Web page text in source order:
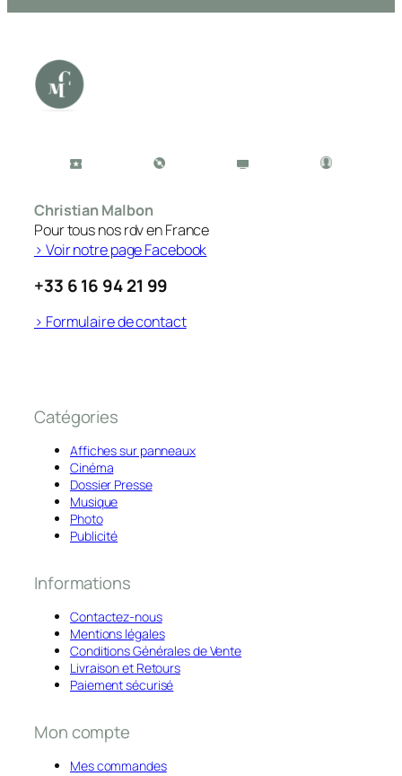
Christian Malbon
Pour tous nos rdv en France
> Voir notre page Facebook
+33 6 16 94 21 99
> Formulaire de contact
Catégories
Affiches sur panneaux
Cinéma
Dossier Presse
Musique
Photo
Publicité
Informations
Contactez-nous
Mentions légales
Conditions Générales de Vente
Livraison et Retours
Paiement sécurisé
Mon compte
Mes commandes